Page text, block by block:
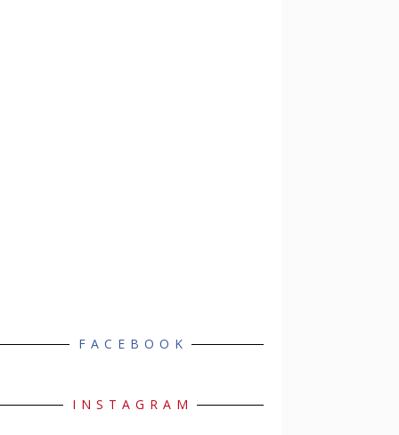
FACEBOOK
INSTAGRAM